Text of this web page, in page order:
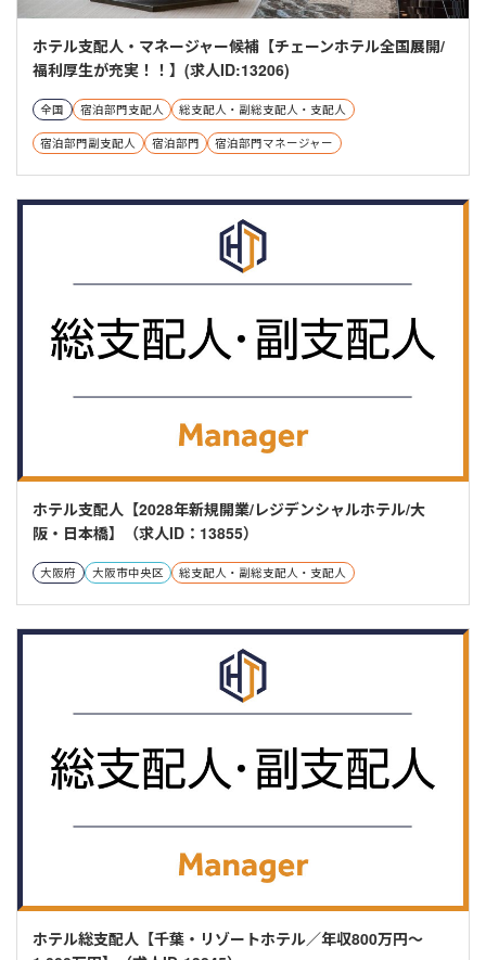
ホテル支配人・マネージャー候補【チェーンホテル全国展開/
福利厚生が充実！！】(求人ID:13206)
全国 宿泊部門支配人 総支配人・副総支配人・支配人
宿泊部門副支配人 宿泊部門 宿泊部門マネージャー
ホテル支配人【2028年新規開業/レジデンシャルホテル/大
阪・日本橋】（求人ID：13855）
大阪府 大阪市中央区 総支配人・副総支配人・支配人
ホテル総支配人【千葉・リゾートホテル／年収800万円～